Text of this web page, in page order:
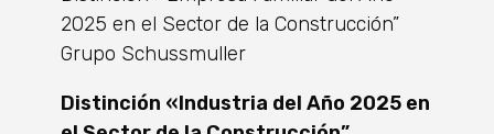
2025 en el Sector de la Construcción”
Grupo Schussmuller
Distinción «Industria del Año 2025 en